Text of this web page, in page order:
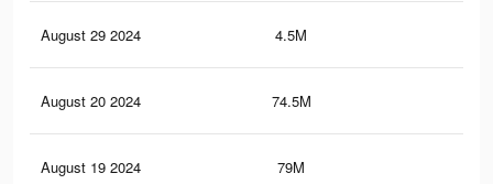
August 29 2024 4.5M
August 20 2024 74.5M
August 19 2024 79M